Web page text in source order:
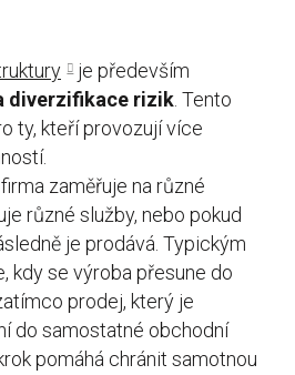
je především
diverzifikace rizik. Tento
ty, kteří provozují více
zaměřuje na různé
různé služby, nebo pokud
je prodává. Typickým
kdy se výroba přesune do
prodej, který je
do samostatné obchodní
pomáhá chránit samotnou